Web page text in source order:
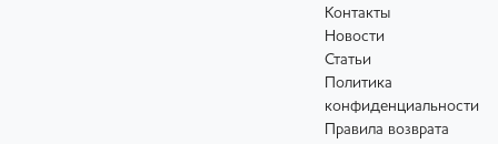
Контакты
Новости
Статьи
Политика
конфиденциальности
Правила возврата